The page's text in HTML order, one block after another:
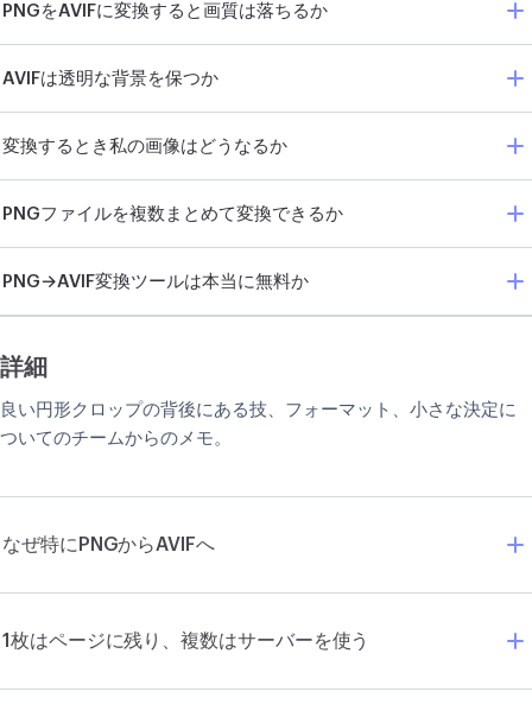
PNGをAVIFに変換すると画質は落ちるか
AVIFは透明な背景を保つか
変換するとき私の画像はどうなるか
PNGファイルを複数まとめて変換できるか
PNG→AVIF変換ツールは本当に無料か
詳細
良い円形クロップの背後にある技、フォーマット、小さな決定に
ついてのチームからのメモ。
なぜ特にPNGからAVIFへ
1枚はページに残り、複数はサーバーを使う